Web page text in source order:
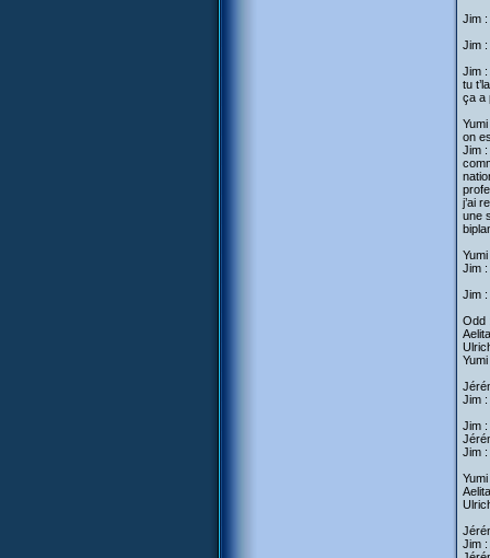
Jim :
Jim :
Jim :
tu
ça a
on
Jim
j’ai
une
Jim :
Jim :
Odd
Jim
Jim :
Jim :
Jim :